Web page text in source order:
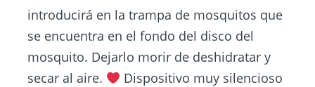
introducirá en la trampa de mosquitos que
se encuentra en el fondo del disco del
mosquito. Dejarlo morir de deshidratar y
secar al aire.
Dispositivo muy silencioso